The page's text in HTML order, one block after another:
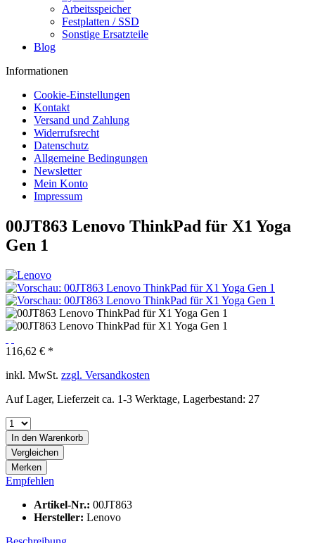
Arbeitsspeicher
Festplatten / SSD
Sonstige Ersatzteile
Blog
Informationen
Cookie-Einstellungen
Kontakt
Versand und Zahlung
Widerrufsrecht
Datenschutz
Allgemeine Bedingungen
Newsletter
Mein Konto
Impressum
00JT863 Lenovo ThinkPad für X1 Yoga
Gen 1
116,62 € *
inkl. MwSt. zzgl. Versandkosten
Auf Lager, Lieferzeit ca. 1-3 Werktage, Lagerbestand: 27
In den Warenkorb
Vergleichen
Merken
Empfehlen
Artikel-Nr.: 00JT863
Hersteller: Lenovo